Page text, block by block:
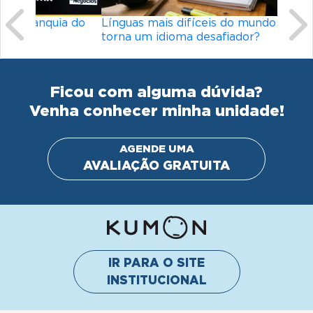
Línguas mais difíceis do mundo: o que
torna um idioma desafiador?
Ficou com alguma dúvida?
Venha conhecer minha unidade!
AGENDE UMA
AVALIAÇÃO GRATUITA
IR PARA O SITE
INSTITUCIONAL